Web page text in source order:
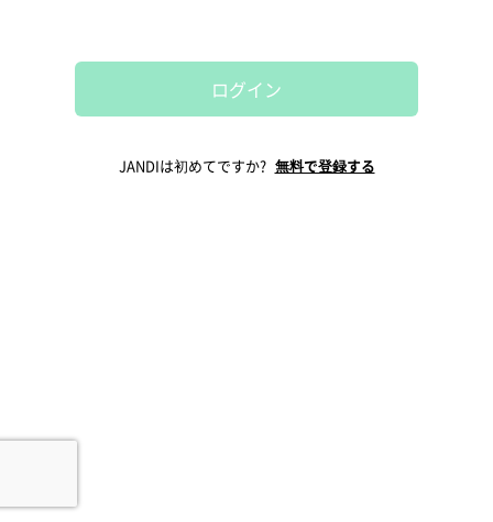
ログイン
JANDIは初めてですか? 無料で登録する